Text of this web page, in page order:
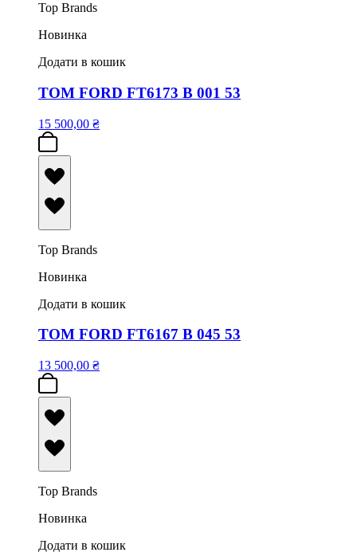
Top Brands
Новинка
Додати в кошик
TOM FORD FT6173 B 001 53
15 500,00 ₴
Top Brands
Новинка
Додати в кошик
TOM FORD FT6167 B 045 53
13 500,00 ₴
Top Brands
Новинка
Додати в кошик